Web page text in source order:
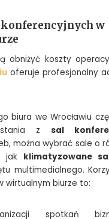
konferencyjnych w
obniżyć koszty
oferuje profesjonalny
biura we Wrocławiu
z sal
można wybrać sale o
jak klimatyzowane
multimedialnego.
wirtualnym biurze to:
spotkań